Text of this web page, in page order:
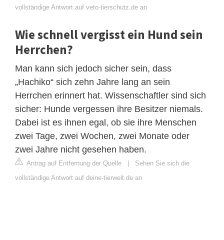
vollständige Antwort auf veto-tierschutz.de an
Wie schnell vergisst ein Hund sein
Herrchen?
Man kann sich jedoch sicher sein, dass
„Hachiko“ sich zehn Jahre lang an sein
Herrchen erinnert hat. Wissenschaftler sind sich
sicher: Hunde vergessen ihre Besitzer niemals.
Dabei ist es ihnen egal, ob sie ihre Menschen
zwei Tage, zwei Wochen, zwei Monate oder
zwei Jahre nicht gesehen haben.
Antrag auf Entfernung der Quelle | Sehen Sie sich die
vollständige Antwort auf deine-tierwelt.de an